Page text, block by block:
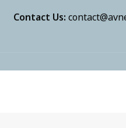
Contact Us: